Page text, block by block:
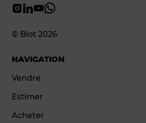
© Blot 2026
NAVIGATION
Vendre
Estimer
Acheter